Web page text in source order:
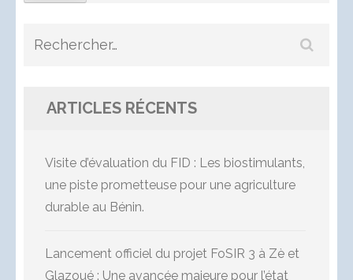
Rechercher :
ARTICLES RÉCENTS
Visite d’évaluation du FID : Les biostimulants,
une piste prometteuse pour une agriculture
durable au Bénin.
Lancement officiel du projet FoSIR 3 à Zè et
Glazoué : Une avancée majeure pour l’état